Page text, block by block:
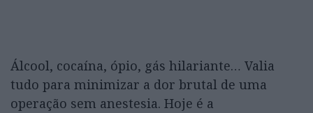
Álcool, cocaína, ópio, gás hilariante… Valia
tudo para minimizar a dor brutal de uma
operação sem anestesia. Hoje é a